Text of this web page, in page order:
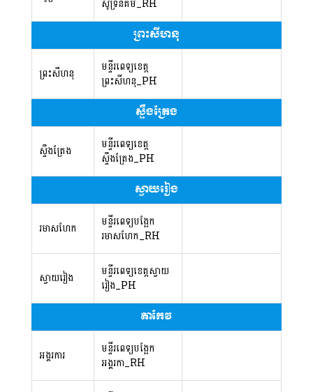
សូទ្រនិគម_RH
ព្រះសីហនុ
ព្រះសីហនុ
មន្ទីរពេទ្យខេត្ត
ព្រះសីហនុ_PH
ស្ទឹងត្រែង
ស្ទឹងត្រែង
មន្ទីរពេទ្យខេត្ត
ស្ទឹងត្រែង_PH
ស្វាយរៀង
រមាសហែក
មន្ទីរពេទ្យបង្អែក
រមាសហែក_RH
ស្វាយរៀង
មន្ទីរពេទ្យខេត្តស្វាយ
រៀង_PH
តាកែវ
អង្គរការ
មន្ទីរពេទ្យបង្អែក
អង្គរកា_RH